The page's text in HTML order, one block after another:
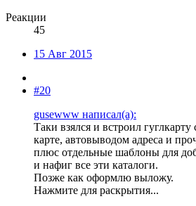
Реакции
45
15 Авг 2015
#20
gusewww написал(а):
Таки взялся и встроил
карте, автовыводом адреса и
плюс отдельные шаблоны для
и нафиг все эти каталоги.
Позже как оформлю выложу.
Нажмите для раскрытия...